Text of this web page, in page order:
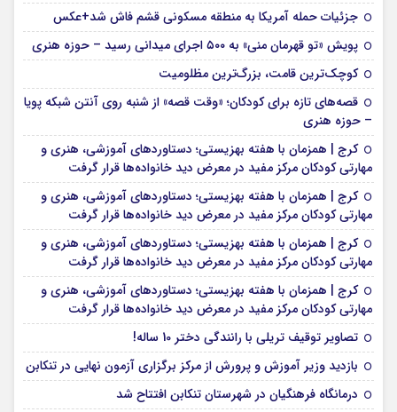
جزئیات حمله آمریکا به منطقه مسکونی قشم فاش شد+عکس
پویش «تو قهرمان منی» به ۵۰۰ اجرای میدانی رسید – حوزه هنری
کوچک‌ترین قامت، بزرگ‌ترین مظلومیت
قصه‌های تازه برای کودکان؛ «وقت قصه» از شنبه روی آنتن شبکه پویا
– حوزه هنری
کرج | همزمان با هفته بهزیستی؛ دستاوردهای آموزشی، هنری و
مهارتی کودکان مرکز مفید در معرض دید خانواده‌ها قرار گرفت
کرج | همزمان با هفته بهزیستی؛ دستاوردهای آموزشی، هنری و
مهارتی کودکان مرکز مفید در معرض دید خانواده‌ها قرار گرفت
کرج | همزمان با هفته بهزیستی؛ دستاوردهای آموزشی، هنری و
مهارتی کودکان مرکز مفید در معرض دید خانواده‌ها قرار گرفت
کرج | همزمان با هفته بهزیستی؛ دستاوردهای آموزشی، هنری و
مهارتی کودکان مرکز مفید در معرض دید خانواده‌ها قرار گرفت
تصاویر توقیف تریلی با رانندگی دختر 10 ساله!
بازدید وزیر آموزش و پرورش از مرکز برگزاری آزمون نهایی در تنکابن
درمانگاه فرهنگیان در شهرستان تنکابن افتتاح شد